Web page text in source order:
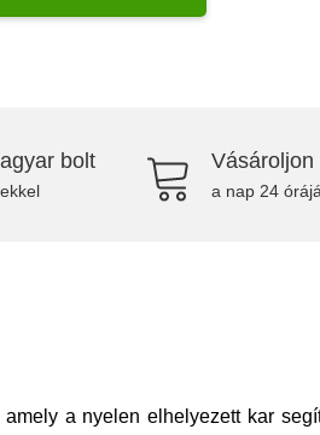
bolt Vásároljon
a nap 24
a nyelen elhelyezett kar